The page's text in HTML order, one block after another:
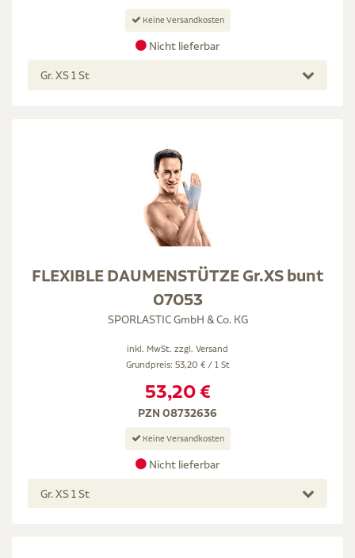
Keine Versandkosten
Nicht lieferbar
Gr. XS 1 St
FLEXIBLE DAUMENSTÜTZE Gr.XS bunt
07053
SPORLASTIC GmbH & Co. KG
inkl. MwSt. zzgl. Versand
Grundpreis: 53,20 € / 1 St
53,20 €
PZN 08732636
Keine Versandkosten
Nicht lieferbar
Gr. XS 1 St